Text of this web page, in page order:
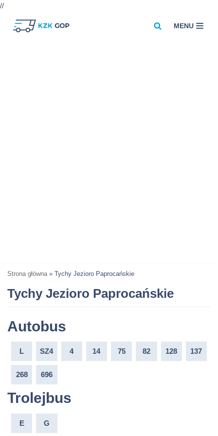
//
MENU
Strona główna » Tychy Jezioro Paprocańskie
Tychy Jezioro Paprocańskie
Autobus
L SZ4 4 14 75 82 128 137
268 696
Trolejbus
E G